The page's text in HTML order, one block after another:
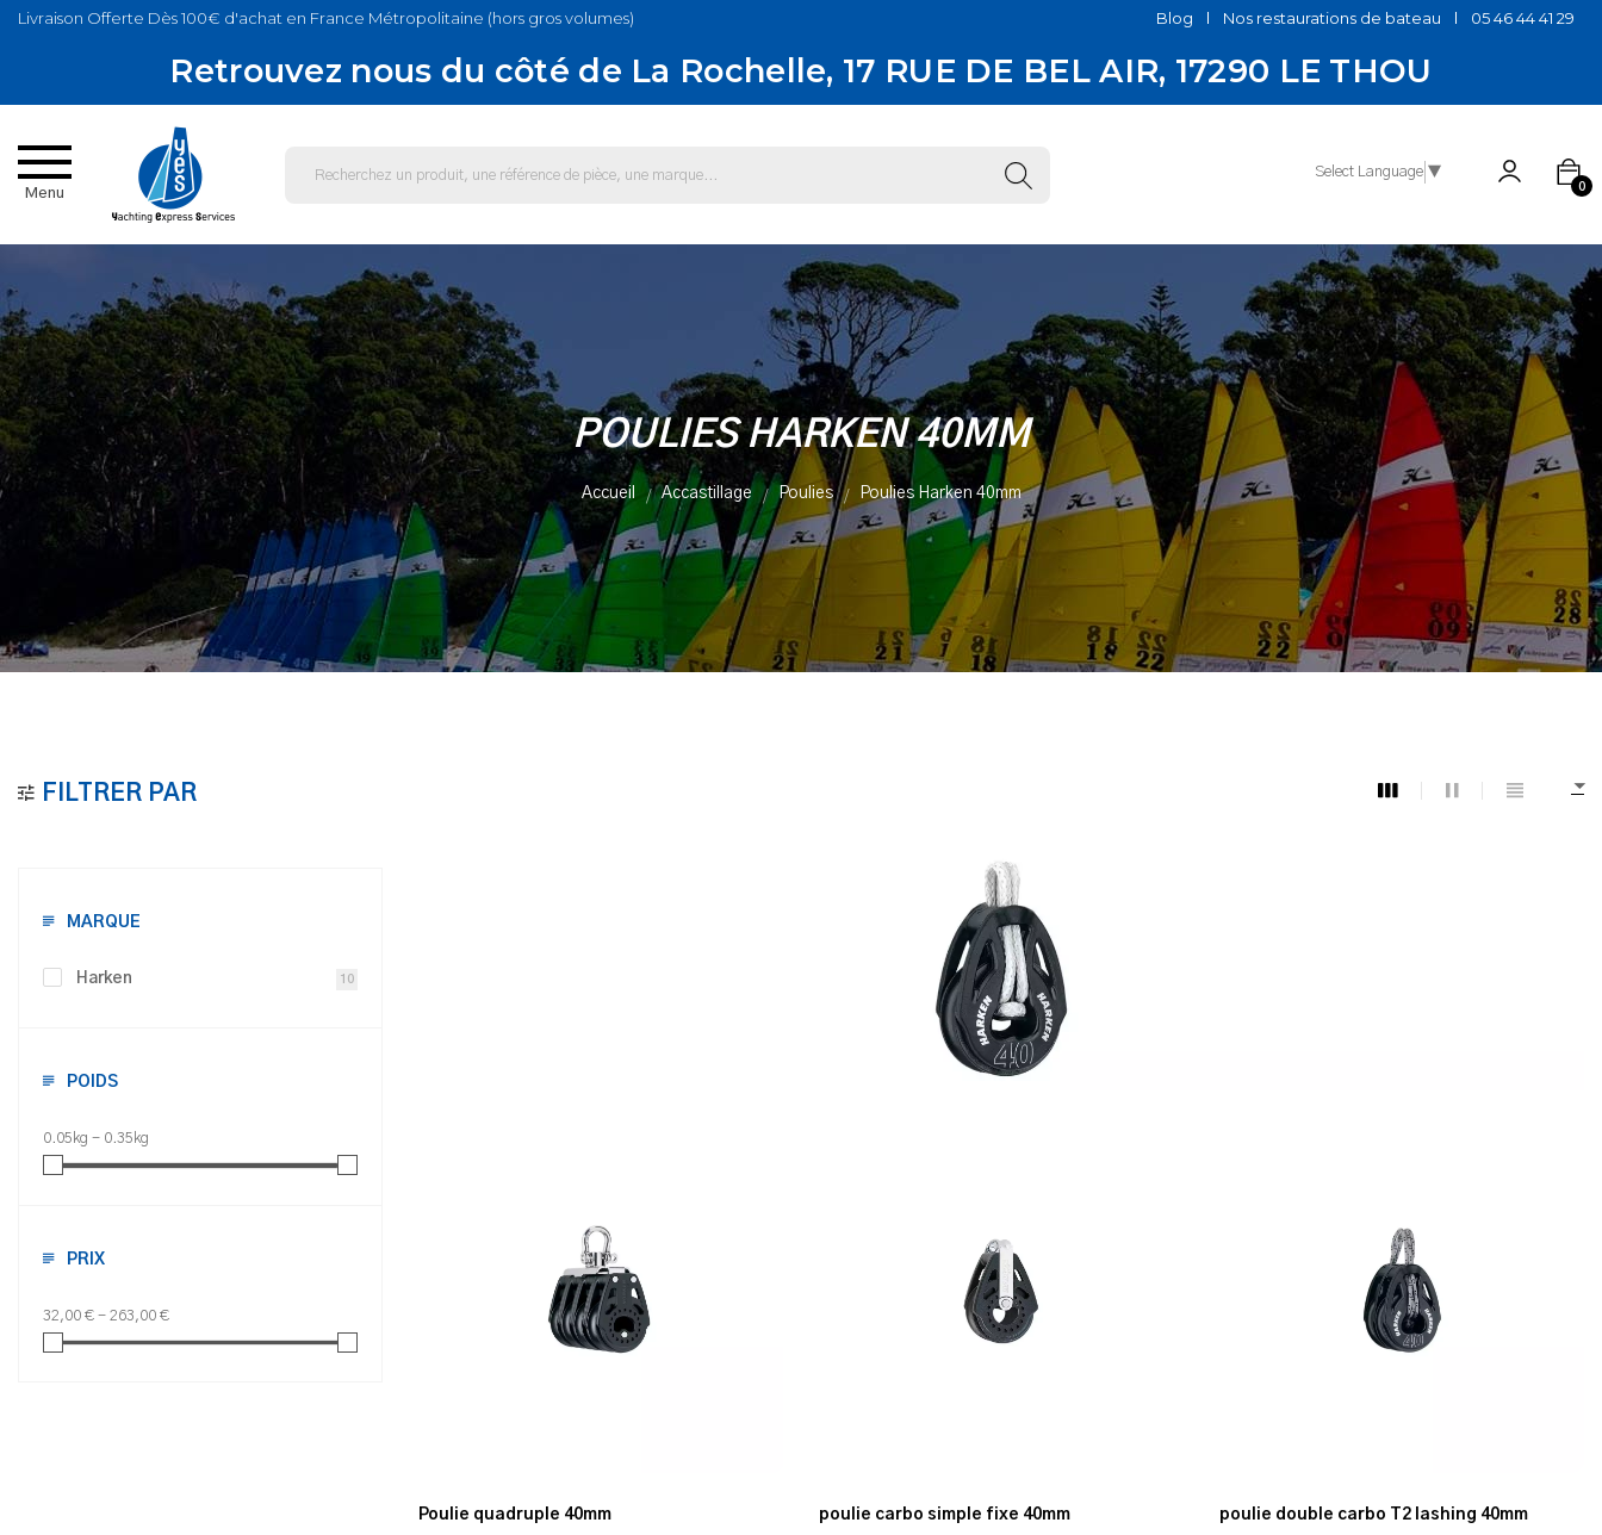
Livraison Offerte Dès 100€ d'achat en France Métropolitaine (hors gros volumes) Blog Nos restaurations de bateau 05 46 44 41 29
Retrouvez nous du côté de La Rochelle, 17 RUE DE BEL AIR, 17290 LE THOU
Menu
Select Language ▼
0
POULIES HARKEN 40MM
Accueil Accastillage Poulies Poulies Harken 40mm
FILTRER PAR
MARQUE
Harken 10
POIDS
0.05kg - 0.35kg
PRIX
32,00 € - 263,00 €
Poulie quadruple 40mm poulie carbo simple fixe 40mm poulie double carbo T2 lashing 40mm